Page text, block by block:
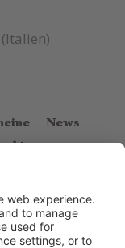
News